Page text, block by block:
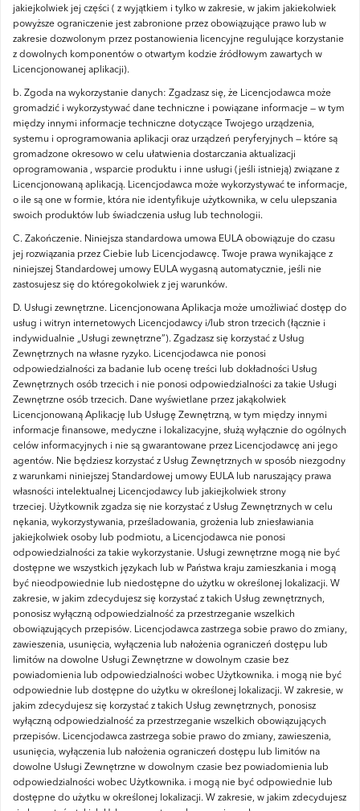
jakiejkolwiek jej części ( z wyjątkiem i tylko w zakresie, w jakim jakiekolwiek
powyższe ograniczenie jest zabronione przez obowiązujące prawo lub w
zakresie dozwolonym przez postanowienia licencyjne regulujące korzystanie
z dowolnych komponentów o otwartym kodzie źródłowym zawartych w
Licencjonowanej aplikacji).
b. Zgoda na wykorzystanie danych: Zgadzasz się, że Licencjodawca może
gromadzić i wykorzystywać dane techniczne i powiązane informacje — w tym
między innymi informacje techniczne dotyczące Twojego urządzenia,
systemu i oprogramowania aplikacji oraz urządzeń peryferyjnych — które są
gromadzone okresowo w celu ułatwienia dostarczania aktualizacji
oprogramowania , wsparcie produktu i inne usługi (jeśli istnieją) związane z
Licencjonowaną aplikacją. Licencjodawca może wykorzystywać te informacje,
o ile są one w formie, która nie identyfikuje użytkownika, w celu ulepszania
swoich produktów lub świadczenia usług lub technologii.
C. Zakończenie. Niniejsza standardowa umowa EULA obowiązuje do czasu
jej rozwiązania przez Ciebie lub Licencjodawcę.
Twoje prawa wynikające z
niniejszej Standardowej umowy EULA wygasną automatycznie, jeśli nie
zastosujesz się do któregokolwiek z jej warunków.
D. Usługi zewnętrzne. Licencjonowana Aplikacja może umożliwiać dostęp do
usług i witryn internetowych Licencjodawcy i/lub stron trzecich (łącznie i
indywidualnie „Usługi zewnętrzne”). Zgadzasz się korzystać z Usług
Zewnętrznych na własne ryzyko. Licencjodawca nie ponosi
odpowiedzialności za badanie lub ocenę treści lub dokładności Usług
Zewnętrznych osób trzecich i nie ponosi odpowiedzialności za takie Usługi
Zewnętrzne osób trzecich. Dane wyświetlane przez jakąkolwiek
Licencjonowaną Aplikację lub Usługę Zewnętrzną, w tym między innymi
informacje finansowe, medyczne i lokalizacyjne, służą wyłącznie do ogólnych
celów informacyjnych i nie są gwarantowane przez Licencjodawcę ani jego
agentów. Nie będziesz korzystać z Usług Zewnętrznych w sposób niezgodny
z warunkami niniejszej Standardowej umowy EULA lub naruszający prawa
własności intelektualnej Licencjodawcy lub jakiejkolwiek strony
trzeciej. Użytkownik zgadza się nie korzystać z Usług Zewnętrznych w celu
nękania, wykorzystywania, prześladowania, grożenia lub zniesławiania
jakiejkolwiek osoby lub podmiotu, a Licencjodawca nie ponosi
odpowiedzialności za takie wykorzystanie. Usługi zewnętrzne mogą nie być
dostępne we wszystkich językach lub w Państwa kraju zamieszkania i mogą
być nieodpowiednie lub niedostępne do użytku w określonej lokalizacji. W
zakresie, w jakim zdecydujesz się korzystać z takich Usług zewnętrznych,
ponosisz wyłączną odpowiedzialność za przestrzeganie wszelkich
obowiązujących przepisów. Licencjodawca zastrzega sobie prawo do zmiany,
zawieszenia, usunięcia, wyłączenia lub nałożenia ograniczeń dostępu lub
limitów na dowolne Usługi Zewnętrzne w dowolnym czasie bez
powiadomienia lub odpowiedzialności wobec Użytkownika. i mogą nie być
odpowiednie lub dostępne do użytku w określonej lokalizacji. W zakresie, w
jakim zdecydujesz się korzystać z takich Usług zewnętrznych, ponosisz
wyłączną odpowiedzialność za przestrzeganie wszelkich obowiązujących
przepisów. Licencjodawca zastrzega sobie prawo do zmiany, zawieszenia,
usunięcia, wyłączenia lub nałożenia ograniczeń dostępu lub limitów na
dowolne Usługi Zewnętrzne w dowolnym czasie bez powiadomienia lub
odpowiedzialności wobec Użytkownika. i mogą nie być odpowiednie lub
dostępne do użytku w określonej lokalizacji. W zakresie, w jakim zdecydujesz